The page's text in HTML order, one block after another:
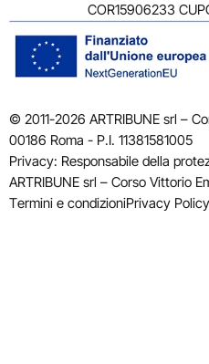
COR15906233
© 2011-2026 ARTRIBUNE srl –
00186 Roma - P.I. 11381581005
Privacy: Responsabile della
ARTRIBUNE srl – Corso Vittorio
Termini e condizioniPrivacy Policy